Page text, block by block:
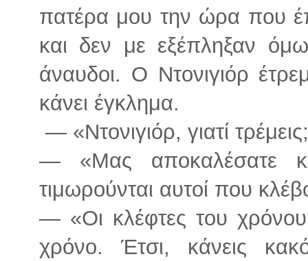
πατέρα μου την ώρα που
και δεν με εξέπληξαν
άναυδοι. Ο Ντονιγιόρ
κάνει έγκλημα.
— «Ντονιγιόρ, γιατί
— «Μας αποκαλέσατε
τιμωρούνται αυτοί που
— «Οι κλέφτες του χρόνου
χρόνο. Έτσι, κάνεις